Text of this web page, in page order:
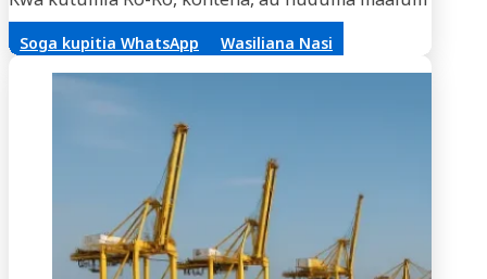
Soga kupitia WhatsApp Wasiliana Nasi